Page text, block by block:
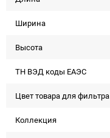
Ширина
Высота
ТН ВЭД коды ЕАЭС
Цвет товара для фильтра
Коллекция